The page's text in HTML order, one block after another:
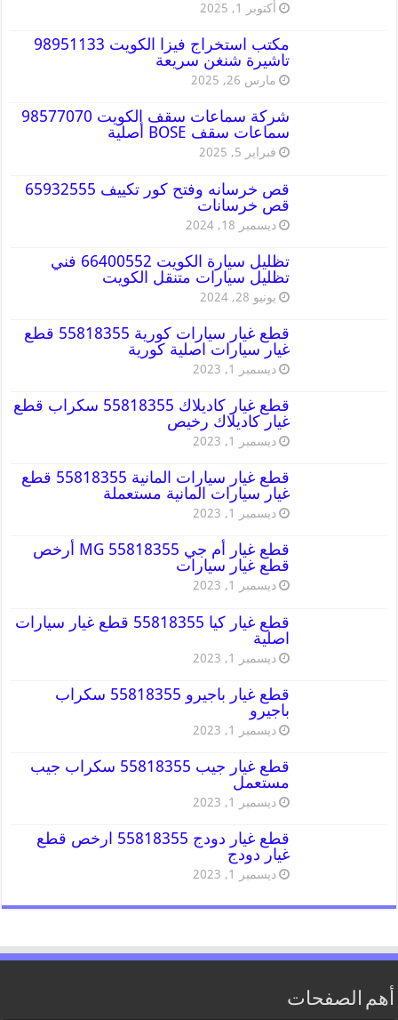
أكتوبر 1, 2025
مكتب استخراج فيزا الكويت 98951133
تاشيرة شنغن سريعة
مارس 26, 2025
شركة سماعات سقف الكويت 98577070
سماعات سقف BOSE أصلية
فبراير 5, 2025
قص خرسانه وفتح كور تكييف 65932555
قص خرسانات
ديسمبر 18, 2024
تظليل سيارة الكويت 66400552 فني
تظليل سيارات متنقل الكويت
يونيو 28, 2024
قطع غيار سيارات كورية 55818355 قطع
غيار سيارات اصلية كورية
ديسمبر 1, 2023
قطع غيار كاديلاك 55818355 سكراب قطع
غيار كاديلاك رخيص
ديسمبر 1, 2023
قطع غيار سيارات المانية 55818355 قطع
غيار سيارات المانية مستعملة
ديسمبر 1, 2023
قطع غيار أم جي MG 55818355 أرخص
قطع غيار سيارات
ديسمبر 1, 2023
قطع غيار كيا 55818355 قطع غيار سيارات
اصلية
ديسمبر 1, 2023
قطع غيار باجيرو 55818355 سكراب
باجيرو
ديسمبر 1, 2023
قطع غيار جيب 55818355 سكراب جيب
مستعمل
ديسمبر 1, 2023
قطع غيار دودج 55818355 ارخص قطع
غيار دودج
ديسمبر 1, 2023
أهم الصفحات